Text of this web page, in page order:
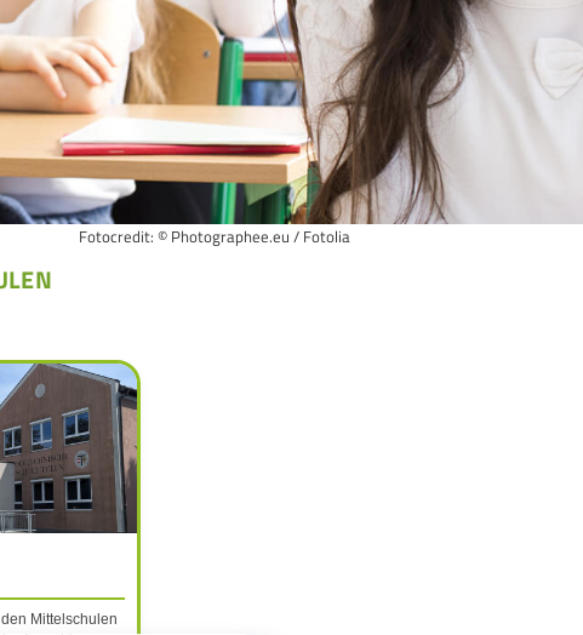
Fotocredit: © Photographee.eu / Fotolia
Mittelschulen